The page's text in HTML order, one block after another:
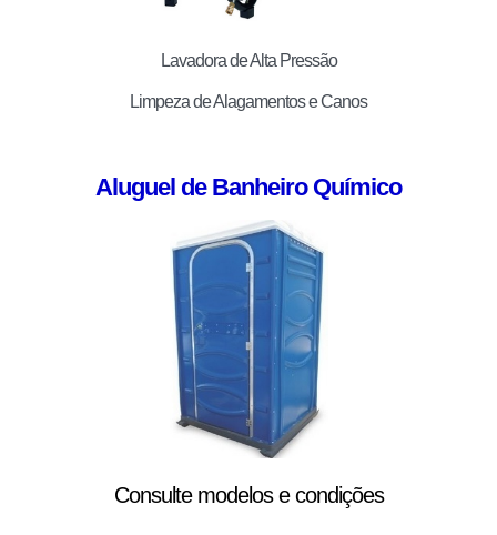
Lavadora de Alta Pressão
Limpeza de Alagamentos e Canos
Aluguel de Banheiro Químico
Consulte modelos e condições